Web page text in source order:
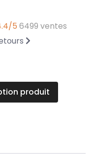
5 6499 ventes
produit